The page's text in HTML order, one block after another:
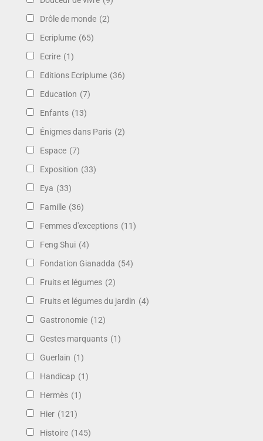
Drôle de monde (2)
Ecriplume (65)
Ecrire (1)
Editions Ecriplume (36)
Education (7)
Enfants (13)
Énigmes dans Paris (2)
Espace (7)
Exposition (33)
Eya (33)
Famille (36)
Femmes d'exceptions (11)
Feng Shui (4)
Fondation Gianadda (54)
Fruits et légumes (2)
Fruits et légumes du jardin (4)
Gastronomie (12)
Gestes marquants (1)
Guerlain (1)
Handicap (1)
Hermès (1)
Hier (121)
Histoire (145)